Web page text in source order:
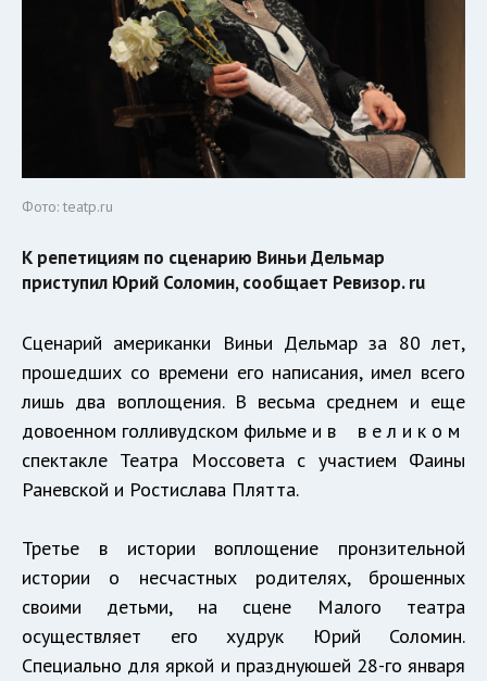
Фото: teatp.ru
К репетициям по сценарию Виньи Дельмар
приступил Юрий Соломин, сообщает Ревизор. ru
Сценарий американки Виньи Дельмар за 80 лет,
прошедших со времени его написания, имел всего
лишь два воплощения. В весьма среднем и еще
довоенном голливудском фильме и в в е л и к о м
спектакле Театра Моссовета с участием Фаины
Раневской и Ростислава Плятта.
Третье в истории воплощение пронзительной
истории о несчастных родителях, брошенных
своими детьми, на сцене Малого театра
осуществляет его худрук Юрий Соломин.
Специально для яркой и празднуюшей 28-го января